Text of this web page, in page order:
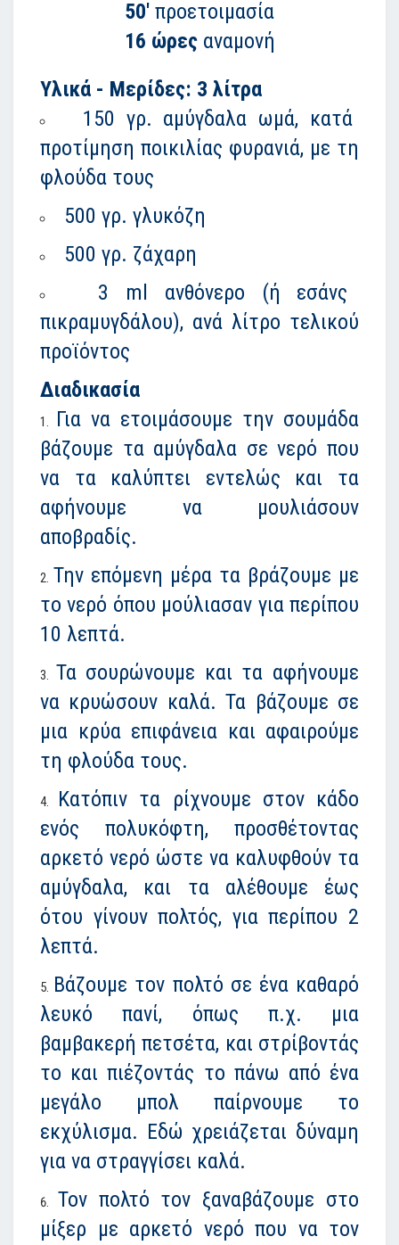
50' προετοιμασία
16 ώρεςαναμονή
Υλικά - Μερίδες: 3 λίτρα
150 γρ. αμύγδαλα ωμά, κατά
προτίμηση ποικιλίας φυρανιά, με τη
φλούδα τους
500 γρ. γλυκόζη
500 γρ. ζάχαρη
3 ml ανθόνερο (ή εσάνς
πικραμυγδάλου), ανά λίτρο τελικού
προϊόντος
Διαδικασία
Για να ετοιμάσουμε την σουμάδα
βάζουμε τα αμύγδαλα σε νερό που
να τα καλύπτει εντελώς και τα
αφήνουμε να μουλιάσουν
αποβραδίς.
Την επόμενη μέρα τα βράζουμε με
το νερό όπου μούλιασαν για περίπου
10 λεπτά.
Τα σουρώνουμε και τα αφήνουμε
να κρυώσουν καλά. Τα βάζουμε σε
μια κρύα επιφάνεια και αφαιρούμε
τη φλούδα τους.
Κατόπιν τα ρίχνουμε στον κάδο
ενός πολυκόφτη, προσθέτοντας
αρκετό νερό ώστε να καλυφθούν τα
αμύγδαλα, και τα αλέθουμε έως
ότου γίνουν πολτός, για περίπου 2
λεπτά.
Βάζουμε τον πολτό σε ένα καθαρό
λευκό πανί, όπως π.χ. μια
βαμβακερή πετσέτα, και στρίβοντάς
το και πιέζοντάς το πάνω από ένα
μεγάλο μπολ παίρνουμε το
εκχύλισμα. Εδώ χρειάζεται δύναμη
για να στραγγίσει καλά.
Τον πολτό τον ξαναβάζουμε στο
μίξερ με αρκετό νερό που να τον